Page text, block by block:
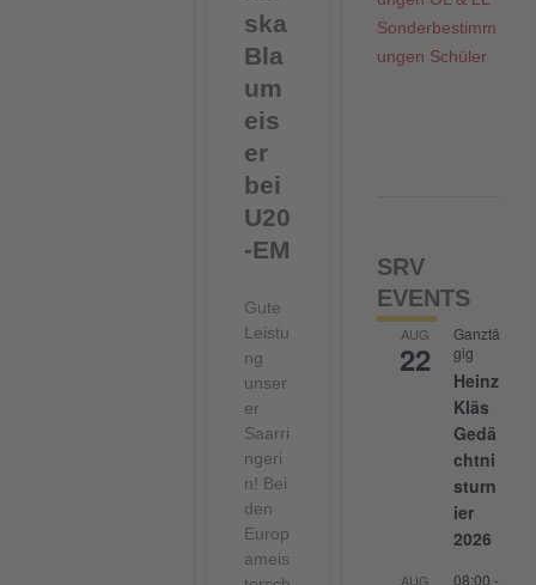
ska
Bla
um
eis
er
bei
U20
-EM
Gute
Leistu
ng
unser
er
Saarri
ngeri
n! Bei
den
Europ
ameis
Sonderbestimm
ungen Schüler
SRV
EVENTS
AUG
22
Ganztä
gig
Heinz
Kläs
Gedä
chtni
sturn
ier
2026
AUG 08:00 -